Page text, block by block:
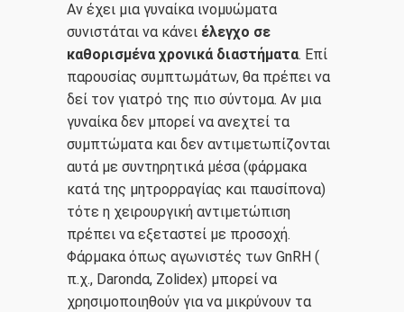
Αν έχει μια γυναίκα ινομυώματα
συνιστάται να κάνει έλεγχο σε
καθορισμένα χρονικά διαστήματα. Επί
παρουσίας συμπτωμάτων, θα πρέπει να
δεί τον γιατρό της πιο σύντομα. Αν μια
γυναίκα δεν μπορεί να ανεχτεί τα
συμπτώματα και δεν αντιμετωπίζονται
αυτά με συντηρητικά μέσα (φάρμακα
κατά της μητρορραγίας και παυσίπονα)
τότε η χειρουργική αντιμετώπιση
πρέπει να εξεταστεί με προσοχή.
Φάρμακα όπως αγωνιστές των GnRH (
π.χ., Darondα, Zolidex) μπορεί να
χρησιμοποιηθούν για να μικρύνουν τα
2107220444
mlazanakis@yahoo.co.uk